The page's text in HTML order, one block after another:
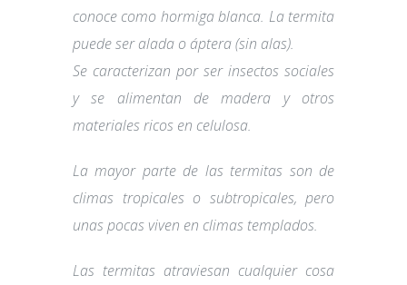
conoce como hormiga blanca. La termita
puede ser alada o áptera (sin alas).
Se caracterizan por ser insectos sociales
y se alimentan de madera y otros
materiales ricos en celulosa.
La mayor parte de las termitas son de
climas tropicales o subtropicales, pero
unas pocas viven en climas templados.
Las termitas atraviesan cualquier cosa